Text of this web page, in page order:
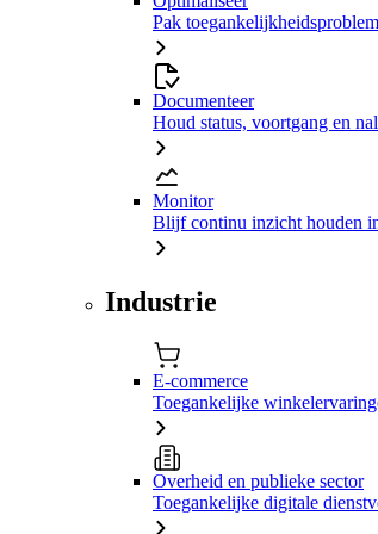
Pak
Documenteer
Houd status, voortgang en
Monitor
Blijf continu inzicht houden
Industrie
E-commerce
Toegankelijke
Overheid en publieke sector
Toegankelijke digitale